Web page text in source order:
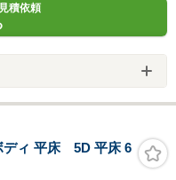
積依頼
ディ 平床 5D 平床 6